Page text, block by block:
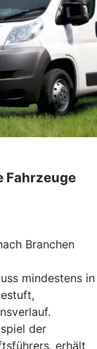
Fahrzeuge
Branchen
mindestens in
der
erhält